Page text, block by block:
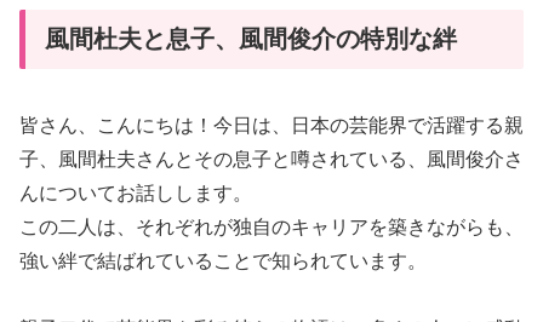
風間杜夫と息子、風間俊介の特別な絆
皆さん、こんにちは！今日は、日本の芸能界で活躍する親
子、風間杜夫さんとその息子と噂されている、風間俊介さ
んについてお話しします。
この二人は、それぞれが独自のキャリアを築きながらも、
強い絆で結ばれていることで知られています。